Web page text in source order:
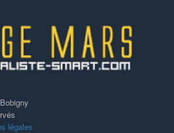
légales